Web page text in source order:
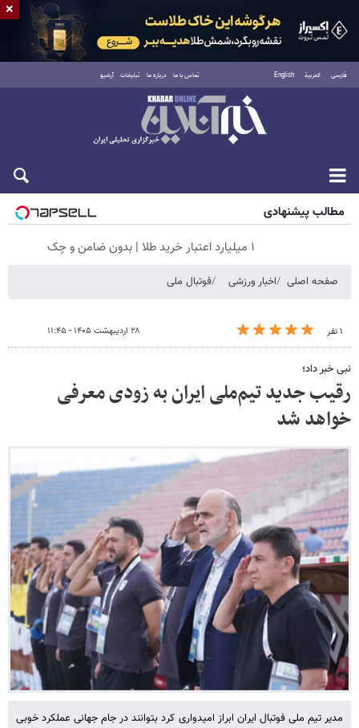
فارسی العربية English تماس با ما درباره ما تبلیغات آرشیو
جمعه ۱۶ مرداد ۱۴۰۵
مطالب پیشنهادی
۱ میلیارد اعتبار خرید طلا | بدون ضامن و چک
صفحه اصلی اخبار ورزشی فوتبال ملی
۱ نفر ۲۸ اردیبهشت ۱۴۰۵ - ۱۱:۴۵
نبی خبر داد؛
رقیب جدید تیم‌ملی ایران به زودی معرفی
خواهد شد
مدیر تیم ملی فوتبال ایران ابراز امیدواری کرد بتوانند در جام جهانی عملکرد خوبی
×